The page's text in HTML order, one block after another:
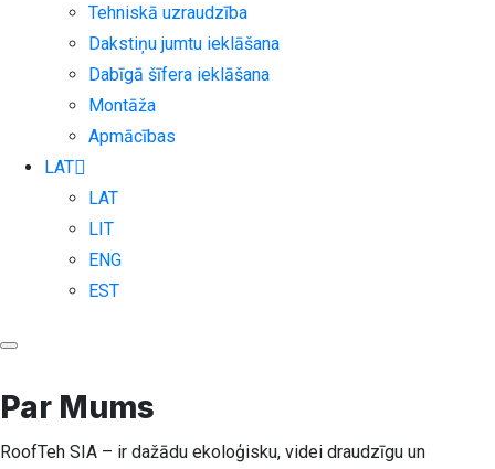
Tehniskā uzraudzība
Dakstiņu jumtu ieklāšana
Dabīgā šīfera ieklāšana
Montāža
Apmācības
LAT
LAT
LIT
ENG
EST
Par Mums
RoofTeh SIA – ir dažādu ekoloģisku, videi draudzīgu un